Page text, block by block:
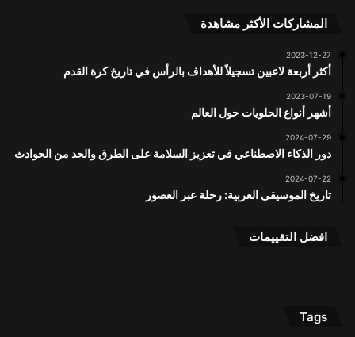
المشاركات الأكثر مشاهدة
2023-12-27
أكثر أربعة لاعبين تسجيلاً للأهداف بالرأس في تاريخ كرة القدم
2023-07-19
أشهر أنواع الحلويات حول العالم
2024-07-29
دور الذكاء الاصطناعي في تعزيز السلامة على الطرق والحد من الحوادث
2024-07-22
تاريخ الموسيقى العربية: رحلة عبر العصور
افضل التقييمات
Tags